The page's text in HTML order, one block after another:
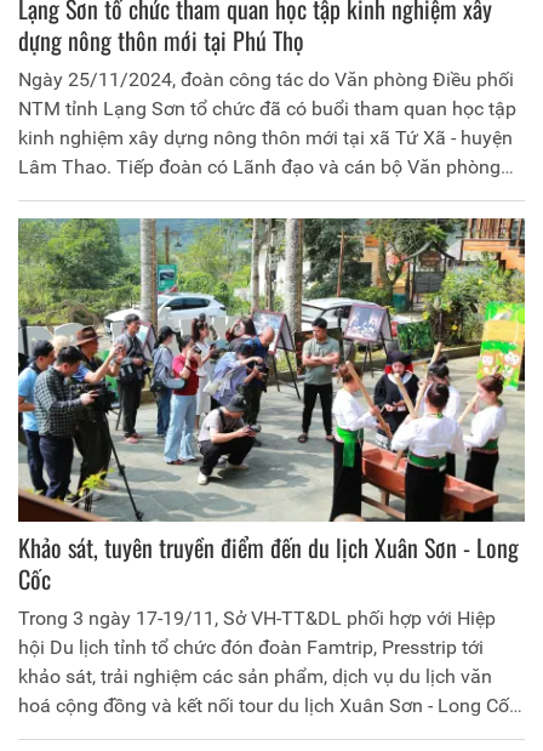
Lạng Sơn tổ chức tham quan học tập kinh nghiệm xây
dựng nông thôn mới tại Phú Thọ
Ngày 25/11/2024, đoàn công tác do Văn phòng Điều phối
NTM tỉnh Lạng Sơn tổ chức đã có buổi tham quan học tập
kinh nghiệm xây dựng nông thôn mới tại xã Tứ Xã - huyện
Lâm Thao. Tiếp đoàn có Lãnh đạo và cán bộ Văn phòng
điều phối NTM tỉnh; Phòng Nông nghiệp huyện Lâm Thao;
nhân dân và cán bộ UBND xã Tứ Xã.
Khảo sát, tuyên truyền điểm đến du lịch Xuân Sơn - Long
Cốc
Trong 3 ngày 17-19/11, Sở VH-TT&DL phối hợp với Hiệp
hội Du lịch tỉnh tổ chức đón đoàn Famtrip, Presstrip tới
khảo sát, trải nghiệm các sản phẩm, dịch vụ du lịch văn
hoá cộng đồng và kết nối tour du lịch Xuân Sơn - Long Cốc
với chủ đề “Khám phá Xuân Sơn - Discover Xuân Sơn”